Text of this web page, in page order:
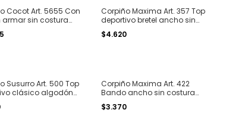
Cocot Art. 5655 Con
armar sin costura
algodón T. 90 al 110
Corpiño Maxima Art. 357 Top
deportivo bretel ancho sin
taza corte laser T. S al XL
$4.620
Susurro Art. 500 Top
clásico algodón
6
Corpiño Maxima Art. 422
Bando ancho sin costura
seamless microfibra T. S al
XL
$3.370